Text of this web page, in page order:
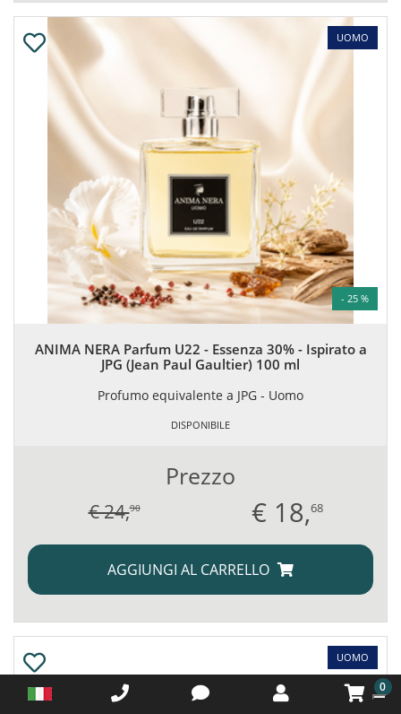
- 25 %
UOMO
ANIMA NERA Parfum U22 - Essenza 30% - Ispirato a
JPG (Jean Paul Gaultier) 100 ml
Profumo equivalente a JPG - Uomo
DISPONIBILE
Prezzo
€ 24,90 € 18,68
AGGIUNGI AL CARRELLO
UOMO
0